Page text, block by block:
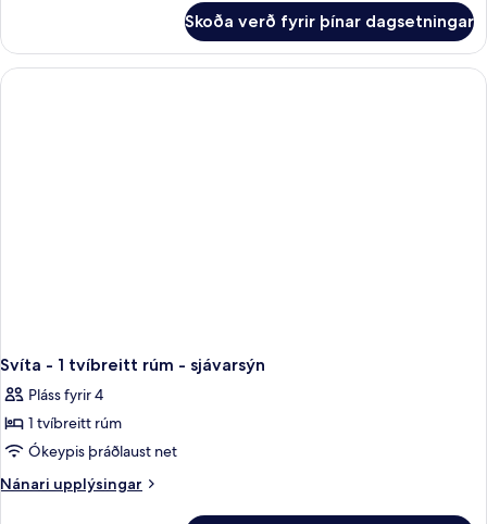
tvíbreitt
rúm
-
herbergi
1
Skoða verð fyrir þínar dagsetningar
Svíta - 1 tvíbreitt rúm - sjávarsýn
Pláss fyrir 4
1 tvíbreitt rúm
Ókeypis þráðlaust net
Nánari upplýsingar
Nánari